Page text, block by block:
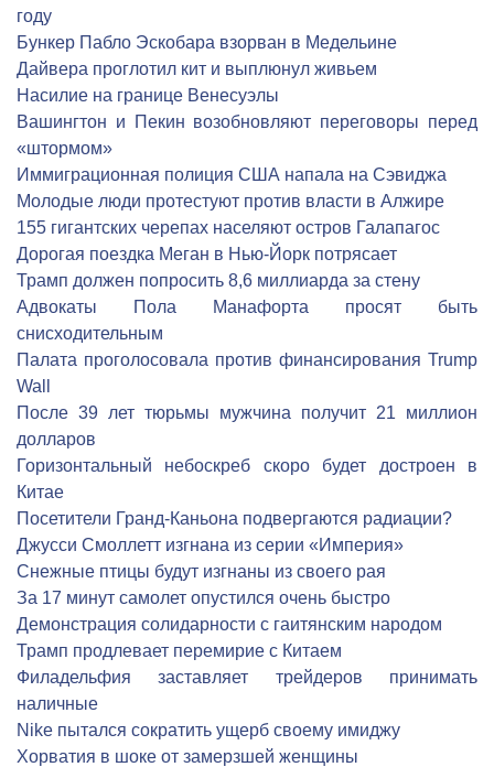
году
Бункер Пабло Эскобара взорван в Медельине
Дайвера проглотил кит и выплюнул живьем
Насилие на границе Венесуэлы
Вашингтон и Пекин возобновляют переговоры перед
«штормом»
Иммиграционная полиция США напала на Сэвиджа
Молодые люди протестуют против власти в Алжире
155 гигантских черепах населяют остров Галапагос
Дорогая поездка Меган в Нью-Йорк потрясает
Трамп должен попросить 8,6 миллиарда за стену
Адвокаты Пола Манафорта просят быть
снисходительным
Палата проголосовала против финансирования Trump
Wall
После 39 лет тюрьмы мужчина получит 21 миллион
долларов
Горизонтальный небоскреб скоро будет достроен в
Китае
Посетители Гранд-Каньона подвергаются радиации?
Джусси Смоллетт изгнана из серии «Империя»
Снежные птицы будут изгнаны из своего рая
За 17 минут самолет опустился очень быстро
Демонстрация солидарности с гаитянским народом
Трамп продлевает перемирие с Китаем
Филадельфия заставляет трейдеров принимать
наличные
Nike пытался сократить ущерб своему имиджу
Хорватия в шоке от замерзшей женщины